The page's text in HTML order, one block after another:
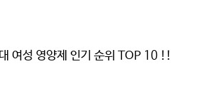
여성 영양제 인기 순위 TOP 10 !!